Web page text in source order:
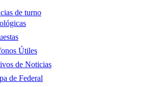
de turno
Útiles
de Noticias
de Federal